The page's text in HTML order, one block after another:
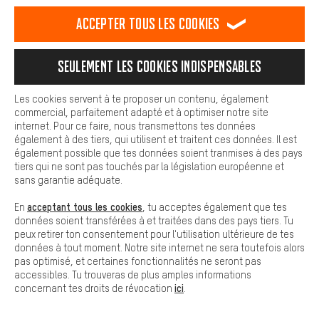
Guy B.
Super réactif,
sympa !
Sportivement !!!
Guyges
Chris C.
Service client
les vendeurs
peine d'écouter la
font l'effort de
Français. Commande
téléphone avec
Nous pouvons ainsi mettre à ta disposition d'autres contenus et
informations utiles. De plus, tu as la possibilité d'utiliser des
facilement les bons produits. Par exemple, nous proposons une
facilement aux questions.
Cookies de base
Les cookies de base garantissent que tu puisses utiliser les
fonctions de notre site web.
Accepter tous les cookies
Seulement les cookies indispensables
Les cookies servent à te proposer un contenu, également
commercial, parfaitement adapté et à optimiser notre site
internet. Pour ce faire, nous transmettons tes données
également à des tiers, qui utilisent et traitent ces données. Il est
également possible que tes données soient tranmises à des pays
tiers qui ne sont pas touchés par la législation européenne et
sans garantie adéquate.
En acceptant tous les cookies , tu acceptes également que tes
données soient transférées à et traitées dans des pays tiers. Tu
peux retirer ton consentement pour l'utilisation ultérieure de tes
données à tout moment. Notre site internet ne sera toutefois alors
pas optimisé, et certaines fonctionnalités ne seront pas
accessibles. Tu trouveras de plus amples informations
concernant tes droits de révocation ici